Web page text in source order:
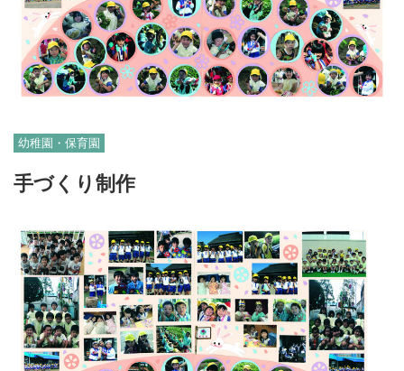
幼稚園・保育園
手づくり制作